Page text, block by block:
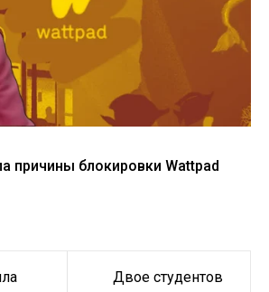
причины блокировки Wattpad
Двое студентов